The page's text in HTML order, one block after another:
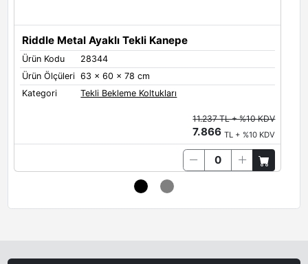
Riddle Metal Ayaklı Tekli Kanepe
Ürün Kodu
28344
Ürün Ölçüleri 63 x 60 x 78 cm
Kategori
Tekli Bekleme Koltukları
11.237 TL + %10 KDV
7.866TL + %10 KDV